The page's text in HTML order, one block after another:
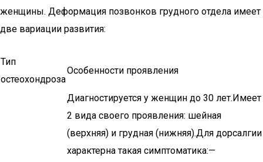
женщины. Деформация позвонков грудного отдела имеет
две вариации развития:
Тип
остеохондроза
Особенности проявления
Диагностируется у женщин до 30 лет.Имеет
2 вида своего проявления: шейная
(верхняя) и грудная (нижняя).Для дорсалгии
характерна такая симптоматика:—